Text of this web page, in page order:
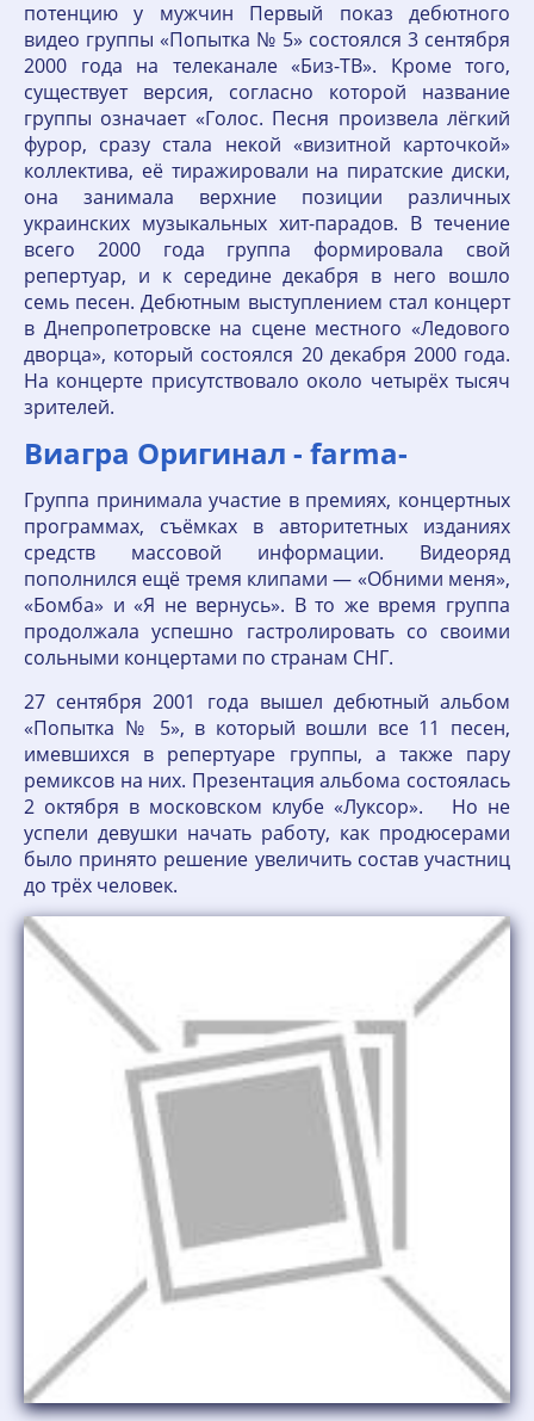
потенцию у мужчин Первый показ дебютного
видео группы «Попытка № 5» состоялся 3 сентября
2000 года на телеканале «Биз-ТВ». Кроме того,
существует версия, согласно которой название
группы означает «Голос. Песня произвела лёгкий
фурор, сразу стала некой «визитной карточкой»
коллектива, её тиражировали на пиратские диски,
она занимала верхние позиции различных
украинских музыкальных хит-парадов. В течение
всего 2000 года группа формировала свой
репертуар, и к середине декабря в него вошло
семь песен. Дебютным выступлением стал концерт
в Днепропетровске на сцене местного «Ледового
дворца», который состоялся 20 декабря 2000 года.
На концерте присутствовало около четырёх тысяч
зрителей.
Виагра Оригинал - farma-
Группа принимала участие в премиях, концертных
программах, съёмках в авторитетных изданиях
средств массовой информации. Видеоряд
пополнился ещё тремя клипами — «Обними меня»,
«Бомба» и «Я не вернусь». В то же время группа
продолжала успешно гастролировать со своими
сольными концертами по странам СНГ.
27 сентября 2001 года вышел дебютный альбом
«Попытка № 5», в который вошли все 11 песен,
имевшихся в репертуаре группы, а также пару
ремиксов на них. Презентация альбома состоялась
2 октября в московском клубе «Луксор». Но не
успели девушки начать работу, как продюсерами
было принято решение увеличить состав участниц
до трёх человек.